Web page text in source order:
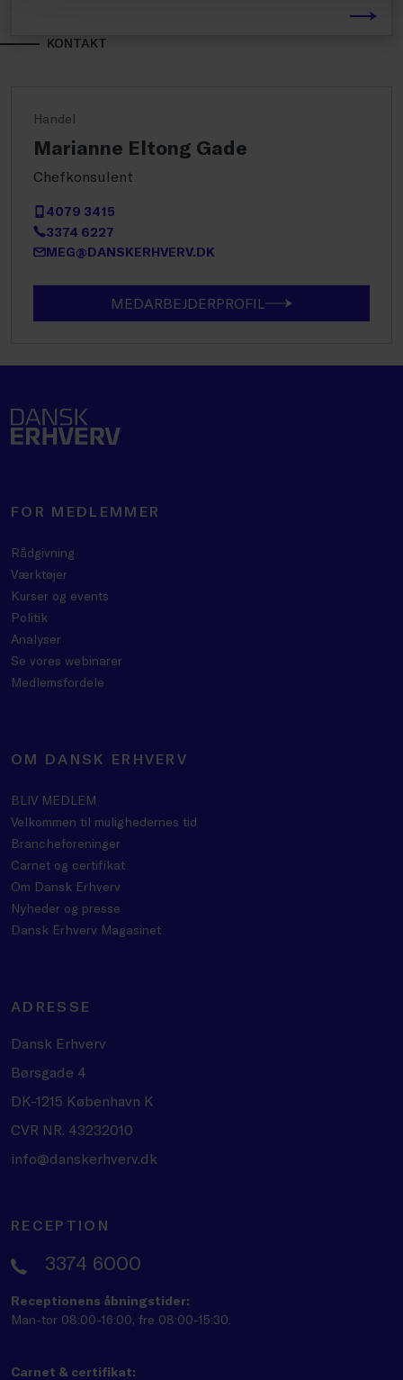
KONTAKT
Handel
Marianne Eltong Gade
Chefkonsulent
4079 3415
3374 6227
MEG@DANSKERHVERV.DK
MEDARBEJDERPROFIL
FOR MEDLEMMER
Rådgivning
Værktøjer
Kurser og events
Politik
Analyser
Se vores webinarer
Medlemsfordele
OM DANSK ERHVERV
BLIV MEDLEM
Velkommen til mulighedernes tid
Brancheforeninger
Carnet og certifikat
Om Dansk Erhverv
Nyheder og presse
Dansk Erhverv Magasinet
ADRESSE
Dansk Erhverv
Børsgade 4
DK-1215 København K
CVR NR. 43232010
info@danskerhverv.dk
RECEPTION
3374 6000
Receptionens åbningstider:
Man-tor 08:00-16:00, fre 08:00-15:30.
Carnet & certifikat: